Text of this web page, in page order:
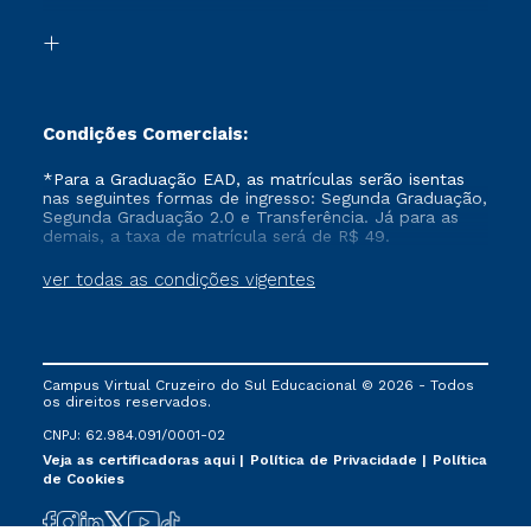
Formação Pedagógica - R2
Condições Comerciais:
ver todas as condições vigentes
*Para a Graduação EAD, as matrículas serão isentas
nas seguintes formas de ingresso: Segunda Graduação,
Segunda Graduação 2.0 e Transferência. Já para as
demais, a taxa de matrícula será de R$ 49.
Campus Virtual Cruzeiro do Sul Educacional © 2026 - Todos
os direitos reservados.
CNPJ: 62.984.091/0001-02
Veja as certificadoras aqui
Política de Privacidade
Política
de Cookies